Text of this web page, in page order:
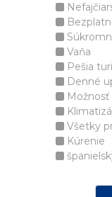
Vaňa
Pešia
Denné
Všetky
Kúrenie